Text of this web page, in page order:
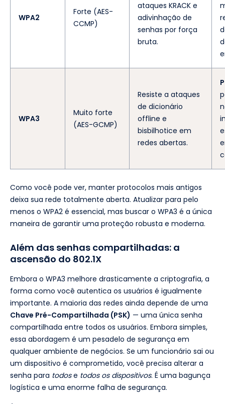
WPA2
Forte (AES-
CCMP)
ataques KRACK e
adivinhação de
senhas por força
bruta.
WPA3
Muito forte
(AES-GCMP)
Resiste a ataques
de dicionário
offline e
bisbilhotice em
redes abertas.
Como você pode ver, manter protocolos mais antigos
deixa sua rede totalmente aberta. Atualizar para pelo
menos o WPA2 é essencial, mas buscar o WPA3 é a única
maneira de garantir uma proteção robusta e moderna.
Além das senhas compartilhadas: a
ascensão do 802.1X
Embora o WPA3 melhore drasticamente a criptografia, a
forma como você autentica os usuários é igualmente
importante. A maioria das redes ainda depende de uma
Chave Pré-Compartilhada (PSK) — uma única senha
compartilhada entre todos os usuários. Embora simples,
essa abordagem é um pesadelo de segurança em
qualquer ambiente de negócios. Se um funcionário sai ou
um dispositivo é comprometido, você precisa alterar a
senha para todose todos os dispositivos. É uma bagunça
logística e uma enorme falha de segurança.